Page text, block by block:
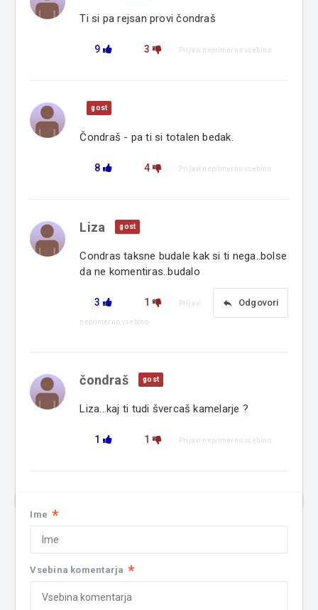
Ti si pa rejsan provi čondraš
9 3 Prijavi neprimerno vsebino
gost
Čondraš - pa ti si totalen bedak.
8 4 Prijavi neprimerno vsebino
Liza gost
Condras taksne budale kak si ti nega..bolse
da ne komentiras..budalo
3 1 reply Odgovori
Prijavi
neprimerno vsebino
čondraš gost
Liza...kaj ti tudi švercaš kamelarje ?
1 1 Prijavi neprimerno vsebino
Ime *
Vsebina komentarja *